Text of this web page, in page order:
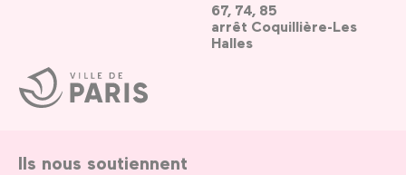
Ville
de
Paris
67, 74, 85
arrêt Coquillière-Les
Halles
Ils nous soutiennent